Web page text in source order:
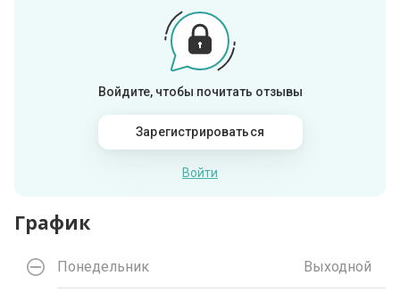
Войдите, чтобы почитать отзывы
Зарегистрироваться
Войти
График
Понедельник Выходной